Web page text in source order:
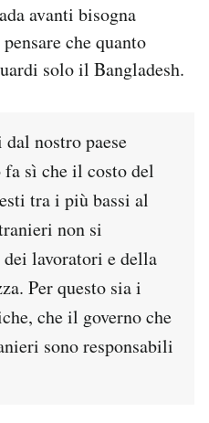
avanti bisogna
che quanto
solo il Bangladesh.
nostro paese
fa sì che il costo del
tra i più bassi al
non si
lavoratori e della
Per questo sia i
che il governo che
sono responsabili